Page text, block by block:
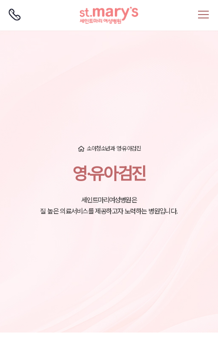
소아청소년과 영·유아검진
영·유아검진
세인트마리여성병원은
질 높은 의료서비스를 제공하고자 노력하는 병원입니다.